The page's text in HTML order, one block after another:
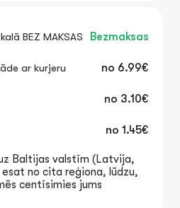
BEZ MAKSAS Bezmaksas
ar kurjeru no 6.99€
no 3.10€
no 1.45€
Baltijas valstīm (Latvija,
no cita reģiona, lūdzu,
centīsimies jums